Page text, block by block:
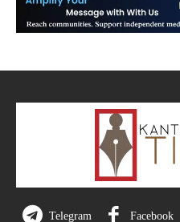
Telegram Facebook